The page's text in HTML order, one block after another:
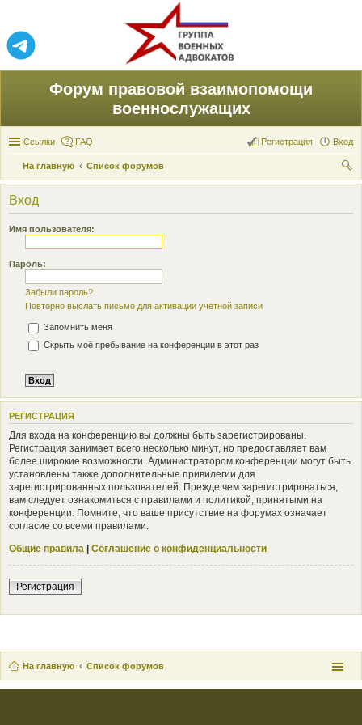
Форум правовой взаимопомощи
военнослужащих
Ссылки FAQ Вход
Регистрация
На главную
Список форумов
ои
Вход
Имя пользователя:
Пароль:
Забыли пароль?
Повторно выслать письмо для активации учётной записи
Запомнить меня
Скрыть моё пребывание на конференции в этот раз
РЕГИСТРАЦИЯ
Для входа на конференцию вы должны быть зарегистрированы.
Регистрация занимает всего несколько минут, но предоставляет вам
более широкие возможности. Администратором конференции могут быть
установлены также дополнительные привилегии для
зарегистрированных пользователей. Прежде чем зарегистрироваться,
вам следует ознакомиться с правилами и политикой, принятыми на
конференции. Помните, что ваше присутствие на форумах означает
согласие со всеми правилами.
Общие правила | Соглашение о конфиденциальности
Регистрация
На главную Список форумов